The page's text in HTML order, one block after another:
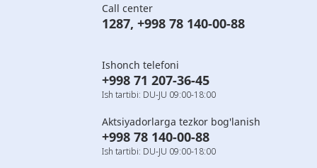
Call center
1287, +998 78 140-00-88
Ishonch telefoni
+998 71 207-36-45
Ish tartibi: DU-JU 09:00-18:00
Aktsiyadorlarga tezkor bog'lanish
+998 78 140-00-88
Ish tartibi: DU-JU 09:00-18:00